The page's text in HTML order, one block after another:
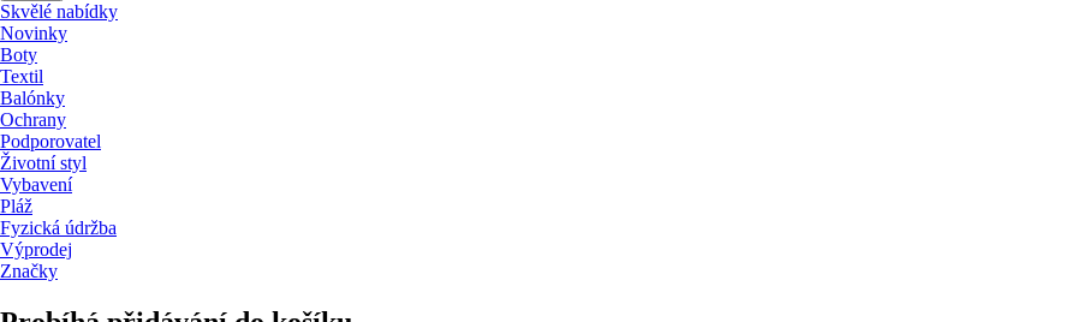
Skvělé nabídky
Novinky
Boty
Textil
Balónky
Ochrany
Podporovatel
Životní styl
Vybavení
Pláž
Fyzická údržba
Výprodej
Značky